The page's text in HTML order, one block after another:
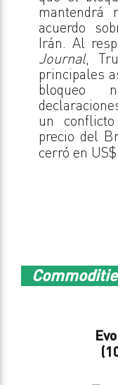
mantendrá
acuerdo
Irán. Al
Journal,
principales
bloqueo
un
precio del
cerró en